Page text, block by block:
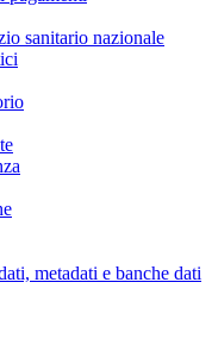
sanitario nazionale
metadati e banche dati